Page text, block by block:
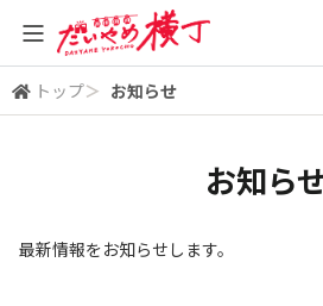
全体検索
トップ＞ お知らせ
お知ら
最新情報をお知らせします。